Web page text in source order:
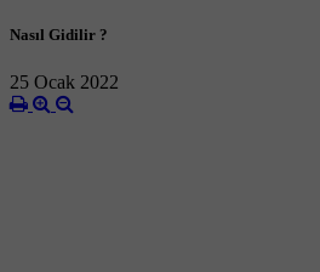
Nasıl Gidilir ?
25 Ocak 2022